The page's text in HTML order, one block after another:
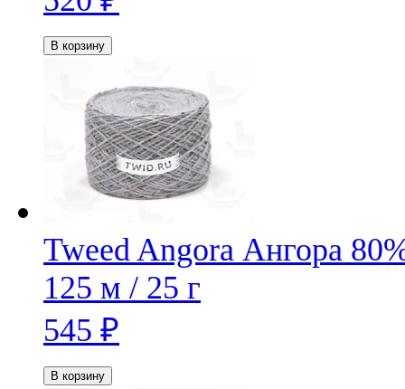
В корзину
Tweed Angora Ангора
125 м / 25 г
545 ₽
В корзину